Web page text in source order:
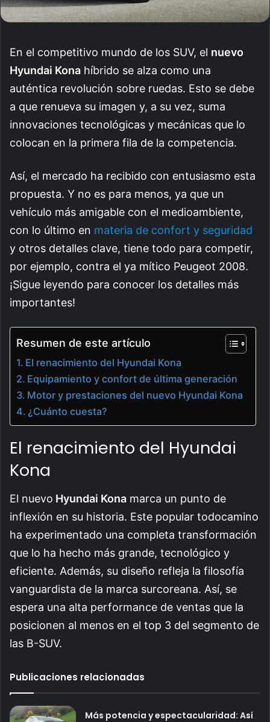
En el competitivo mundo de los SUV, el nuevo
Hyundai Kona híbrido se alza como una
auténtica revolución sobre ruedas. Esto se debe
a que renueva su imagen y, a su vez, suma
innovaciones tecnológicas y mecánicas que lo
colocan en la primera fila de la competencia.
Así, el mercado ha recibido con entusiasmo esta
propuesta. Y no es para menos, ya que un
vehículo más amigable con el medioambiente,
con lo último en materia de confort y seguridad
y otros detalles clave, tiene todo para competir,
por ejemplo, contra el ya mítico Peugeot 2008.
¡Sigue leyendo para conocer los detalles más
importantes!
Resumen de este artículo
El renacimiento del Hyundai Kona
Equipamiento y confort de última generación
Motor y prestaciones del nuevo Hyundai Kona
¿Cuánto cuesta?
El renacimiento del Hyundai
Kona
El nuevo Hyundai Kona marca un punto de
inflexión en su historia. Este popular todocamino
ha experimentado una completa transformación
que lo ha hecho más grande, tecnológico y
eficiente. Además, su diseño refleja la filosofía
vanguardista de la marca surcoreana. Así, se
espera una alta performance de ventas que la
posicionen al menos en el top 3 del segmento de
las B-SUV.
Publicaciones relacionadas
Más potencia y espectacularidad: Así